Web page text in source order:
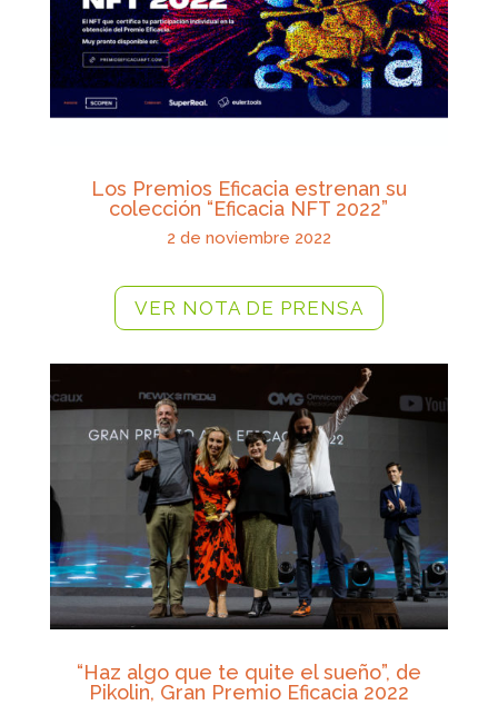
Los Premios Eficacia estrenan su
colección “Eficacia NFT 2022”
2 de noviembre 2022
VER NOTA DE PRENSA
“Haz algo que te quite el sueño”, de
Pikolin, Gran Premio Eficacia 2022